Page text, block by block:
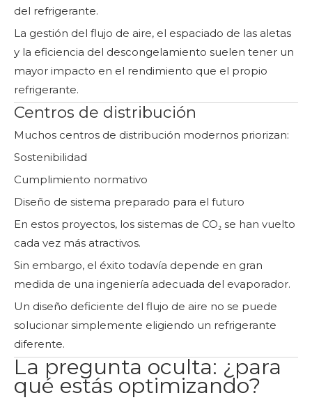
del refrigerante.
La gestión del flujo de aire, el espaciado de las aletas
y la eficiencia del descongelamiento suelen tener un
mayor impacto en el rendimiento que el propio
refrigerante.
Centros de distribución
Muchos centros de distribución modernos priorizan:
Sostenibilidad
Cumplimiento normativo
Diseño de sistema preparado para el futuro
En estos proyectos, los sistemas de CO₂ se han vuelto
cada vez más atractivos.
Sin embargo, el éxito todavía depende en gran
medida de una ingeniería adecuada del evaporador.
Un diseño deficiente del flujo de aire no se puede
solucionar simplemente eligiendo un refrigerante
diferente.
La pregunta oculta: ¿para
qué estás optimizando?